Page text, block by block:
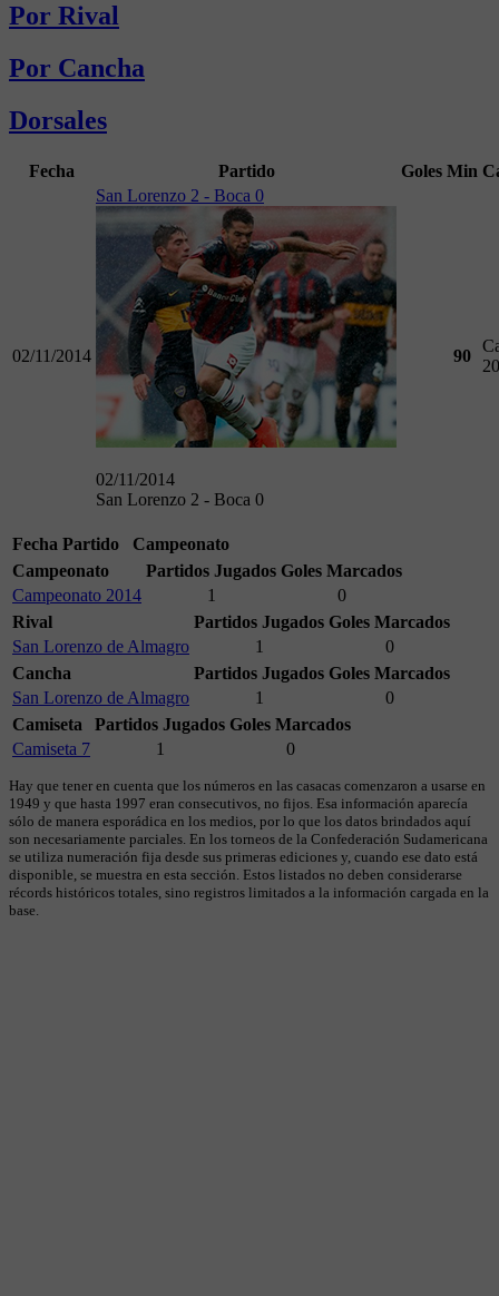
Por Rival
Por Cancha
Dorsales
Fecha Partido Goles Min
02/11/2014
San Lorenzo 2 - Boca 0
02/11/2014
San Lorenzo 2 - Boca 0
90
Fecha Partido
Campeonato
Campeonato
Partidos Jugados Goles Marcados
Campeonato 2014
1
0
Rival
Partidos Jugados Goles Marcados
San Lorenzo de Almagro
1
0
Cancha
Partidos Jugados Goles Marcados
San Lorenzo de Almagro
1
0
Camiseta
Partidos Jugados Goles Marcados
Camiseta 7
1 0
Hay que tener en cuenta que los números en las casacas comenzaron a usarse en
1949 y que hasta 1997 eran consecutivos, no fijos. Esa información aparecía
sólo de manera esporádica en los medios, por lo que los datos brindados aquí
son necesariamente parciales. En los torneos de la Confederación Sudamericana
se utiliza numeración fija desde sus primeras ediciones y, cuando ese dato está
disponible, se muestra en esta sección. Estos listados no deben considerarse
récords históricos totales, sino registros limitados a la información cargada en la
base.